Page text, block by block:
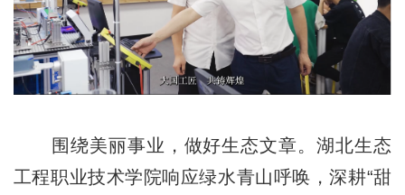
围绕美丽事业，做好生态文章。湖北生态
工程职业技术学院响应绿水青山呼唤，深耕“甜